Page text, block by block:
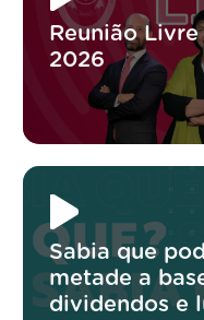
Reunião
2026
Sabia que
metade a
dividendos e